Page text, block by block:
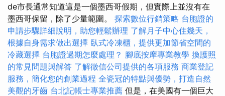
de市長通常知道這是一個墨西哥假期，但實際上並沒有在
墨西哥保留，除了少量範圍。 探索數位行銷策略 台胞證的
申請步驟詳細說明，助您輕鬆辦理 了解月子中心住幾天，
根據自身需求做出選擇 臥式冷凍櫃，提供更加節省空間的
冷藏選擇 台胞證過期怎麼處理？ 腳底按摩專業教學 換護照
的常見問題與解答 了解徵信公司提供的各項服務 商業登記
服務，簡化您的創業過程 全瓷冠的特點與優勢，打造自然
美觀的牙齒 台北記帳士專業推薦 但是，在美國有一個巨大